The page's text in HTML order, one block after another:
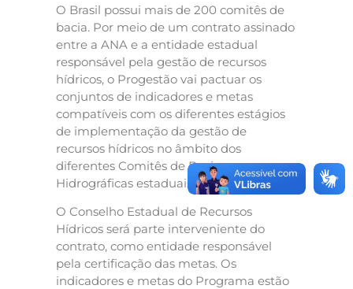
O Brasil possui mais de 200 comitês de
bacia. Por meio de um contrato assinado
entre a ANA e a entidade estadual
responsável pela gestão de recursos
hídricos, o Progestão vai pactuar os
conjuntos de indicadores e metas
compatíveis com os diferentes estágios
de implementação da gestão de
recursos hídricos no âmbito dos
diferentes Comitês de Bacias
Hidrográficas estaduais.
O Conselho Estadual de Recursos
Hídricos será parte interveniente do
contrato, como entidade responsável
pela certificação das metas. Os
indicadores e metas do Programa estão